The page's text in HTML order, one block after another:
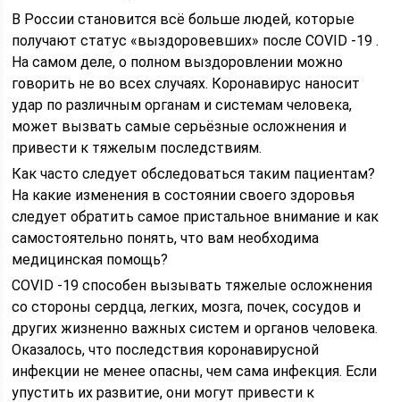
В России становится всё больше людей, которые
получают статус «выздоровевших» после COVID -19 .
На самом деле, о полном выздоровлении можно
говорить не во всех случаях. Коронавирус наносит
удар по различным органам и системам человека,
может вызвать самые серьёзные осложнения и
привести к тяжелым последствиям.
Как часто следует обследоваться таким пациентам?
На какие изменения в состоянии своего здоровья
следует обратить самое пристальное внимание и как
самостоятельно понять, что вам необходима
медицинская помощь?
COVID -19 способен вызывать тяжелые осложнения
со стороны сердца, легких, мозга, почек, сосудов и
других жизненно важных систем и органов человека.
Оказалось, что последствия коронавирусной
инфекции не менее опасны, чем сама инфекция. Если
упустить их развитие, они могут привести к